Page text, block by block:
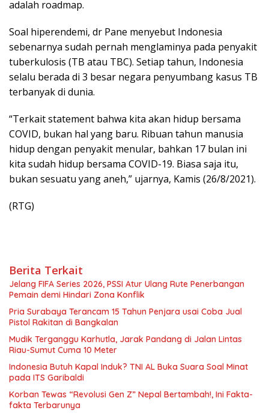
adalah roadmap.
Soal hiperendemi, dr Pane menyebut Indonesia
sebenarnya sudah pernah menglaminya pada penyakit
tuberkulosis (TB atau TBC). Setiap tahun, Indonesia
selalu berada di 3 besar negara penyumbang kasus TB
terbanyak di dunia.
“Terkait statement bahwa kita akan hidup bersama
COVID, bukan hal yang baru. Ribuan tahun manusia
hidup dengan penyakit menular, bahkan 17 bulan ini
kita sudah hidup bersama COVID-19. Biasa saja itu,
bukan sesuatu yang aneh,” ujarnya, Kamis (26/8/2021).
(RTG)
Berita Terkait
Jelang FIFA Series 2026, PSSI Atur Ulang Rute Penerbangan
Pemain demi Hindari Zona Konflik
Pria Surabaya Terancam 15 Tahun Penjara usai Coba Jual
Pistol Rakitan di Bangkalan
Mudik Terganggu Karhutla, Jarak Pandang di Jalan Lintas
Riau-Sumut Cuma 10 Meter
Indonesia Butuh Kapal Induk? TNI AL Buka Suara Soal Minat
pada ITS Garibaldi
Korban Tewas “Revolusi Gen Z” Nepal Bertambah!, Ini Fakta-
fakta Terbarunya